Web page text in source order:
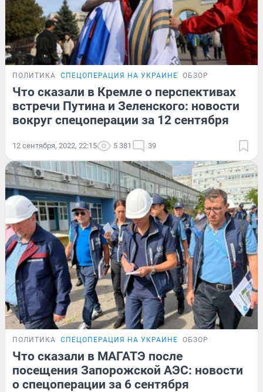
ПОЛИТИКА СПЕЦОПЕРАЦИЯ НА УКРАИНЕ ОБЗОР
Что сказали в Кремле о перспективах
встречи Путина и Зеленского: новости
вокруг спецоперации за 12 сентября
12 сентября, 2022, 22:15 5 381 39
ПОЛИТИКА СПЕЦОПЕРАЦИЯ НА УКРАИНЕ ОБЗОР
Что сказали в МАГАТЭ после
посещения Запорожской АЭС: новости
о спецоперации за 6 сентября